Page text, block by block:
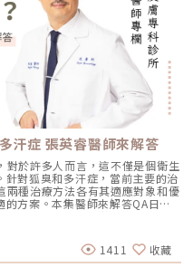
週）為一個完整療程。不過，多
得服貼、出油量減少的明顯變化
，也能做醫美縮毛孔嗎？需經醫
脆弱，若在發炎尚未穩定的情況
激反應的風險。因此治療重點通
並依個別狀況調整可能的誘發因
和的療程，例如微針類療程或能
改善毛孔粗大與膚質細緻度。
美前後需要停用嗎？建議暫停使
整。酸類（如果酸、水楊酸）與
肌膚敏感度，使刺激反應（如泛
一般常見建議為：療程前約3–7
況逐步恢復。但實際仍應依醫師
加強保濕與修護（如玻尿酸、神
定修復。擺脫毛孔焦慮，找回平
需要你改變不良的生活習慣、建
技的強大力量來突破瓶頸。現在
解決方案，如果不確定自己到底
一個療程下手，建議直接安排時
專業評估，甚至搭配高階的肌膚
走冤枉路的縮毛孔計畫！★溫馨提
溫暖、蒸氣、劇烈流汗與飲酒。4.
況。5. 如出現紅腫、刺癢或滲出
免使用磨砂、卸妝棉與去角質產
。Reepot 的優勢到底在哪？與傳
Reepot 治療時需特別注意，需
或正在使用感光藥物者若皮膚對光
的藥物，治療後發生刺激或色素
A 酸A 酸會影響皮膚角質更新與
建議需完全停藥至少三個月。3.
酸、洢蓮絲、舒顏萃等填充劑，
員評估治療時機。4. 三個月內接
恢復，過早進行雷射可能造成過
單中明確列為需避免的狀況，主
非侵入性，但仍建議暫緩治療。
式 通常需要局部麻
人術後先
後有緊繃感，
質
音波哪個效果比較好？」但這個
不是同一種東西，它們就像健身
，形成較廣泛的容積式加熱。一
」、「改善鬆弛」，多半就是從
，不需要手術或注射，且通常恢
隨著時間持續變化。鳳凰電波適
下需求： 臉部鬆弛感 下顎線不清
身體局部肌膚鬆弛 常被作為年度
入式儀器療程都不是拉皮手術，
到中度鬆弛，若已經有明顯皮膚
專業醫師評估是否需搭配其他療
波的英文名稱為 DENSITY，由
資料，這套系統使用單極與雙極
組織。它和傳統單一電波不同的
式能量設計。單極偏向較深層作
程定位上，無雙電波常被形容為
與光澤感 整體肌膚精緻度
bipolar RF，也就是序列式單極
準等設計。無雙電波適合施打族
嚴重鬆弛，但開始覺得輪廓不
澤感下降 想做電波，但怕疼痛感
理緊緻與膚質所以如果說鳳凰電
較像「緊緻 + 膚質管理」的複合
汗症 張英睿醫師來解答
於許多人而言，這不僅是個衛生
對狐臭和多汗症，當前主要的治
種治療方法各有其適應對象和優
方案。本集醫師來解答QA日常
00:00 開場00:05 微創旋轉刮刀狐
手術治療效果如何？01:55 狐臭
02:33 狐臭治療建議幾歲開始做？
04:21 日常生活中該如何減少體
www.skinbook.com.tw/張英
1411 收藏